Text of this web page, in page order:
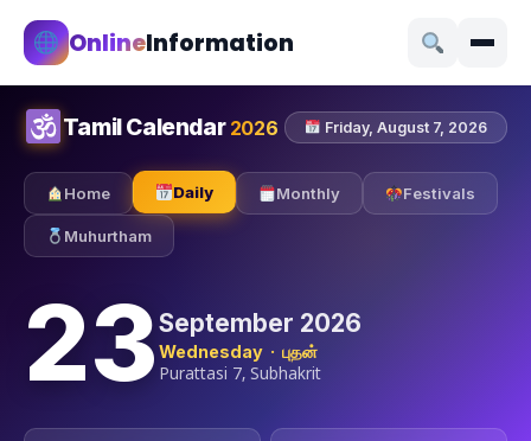
OnlineInformation
Tamil Calendar 2026 Friday, August 7, 2026
Home Daily Monthly Festivals
Muhurtham
23September 2026
Wednesday · புதன்
Purattasi 7, Subhakrit